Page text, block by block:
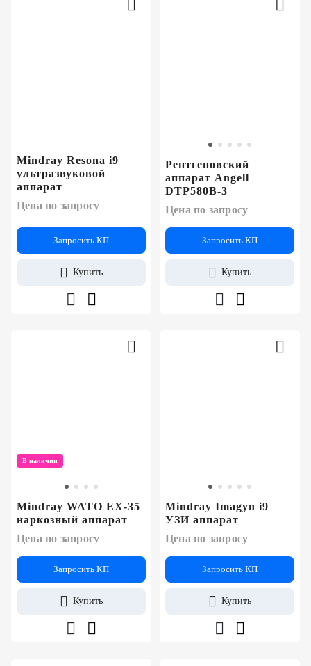
Mindray Resona i9
ультразвуковой
аппарат
Цена по запросу
Запросить КП
Купить
Рентгеновский
аппарат Angell
DTP580B-3
Цена по запросу
Запросить КП
Купить
В наличии
Mindray WATO EX-35
наркозный аппарат
Цена по запросу
Запросить КП
Купить
Mindray Imagyn i9
УЗИ аппарат
Цена по запросу
Запросить КП
Купить